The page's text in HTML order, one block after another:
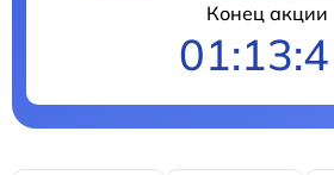
Конец акции